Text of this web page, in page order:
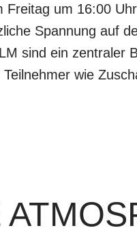
um 16:00
Spannung auf
sind ein zentraler
wie